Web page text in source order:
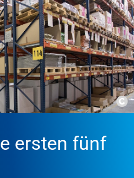
ersten fünf